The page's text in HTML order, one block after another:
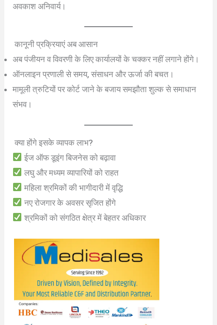
अवकाश अनिवार्य।
कानूनी प्रक्रियाएं अब आसान
अब पंजीयन व विवरणी के लिए कार्यालयों के चक्कर नहीं लगाने होंगे।
ऑनलाइन प्रणाली से समय, संसाधन और ऊर्जा की बचत।
मामूली त्रुटियों पर कोर्ट जाने के बजाय समझौता शुल्क से समाधान
संभव।
क्या होंगे इसके व्यापक लाभ?
ईज ऑफ डूइंग बिजनेस को बढ़ावा
लघु और मध्यम व्यापारियों को राहत
महिला श्रमिकों की भागीदारी में वृद्धि
नए रोजगार के अवसर सृजित होंगे
श्रमिकों को संगठित क्षेत्र में बेहतर अधिकार